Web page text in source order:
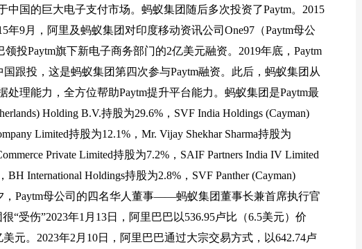
国的巨大电子支付市场。蚂蚁集团随后多次投资了Paytm。2015
年9月，阿里及蚂蚁集团对印度移动资讯公司One97（Paytm母公
投Paytm旗下新电子商务部门的2亿美元融资。2019年底，Paytm
跟投，这是蚂蚁集团第四次参与Paytm融资。此后，蚂蚁集团从
理能力，全方位帮助Paytm提升平台能力。蚂蚁集团是Paytm最
Holding B.V.持股为29.6%，SVF India Holdings (Cayman)
Limited持股为12.1%，Mr. Vijay Shekhar Sharma持股为
Private Limited持股为7.2%，SAIF Partners India IV Limited
International Holdings持股为2.8%，SVF Panther (Cayman)
，Paytm母公司的四名华人董事——蚂蚁集团董事长兼首席执行官
“受伤”2023年1月13日，阿里巴巴以536.95卢比（6.5美元）价
元。2023年2月10日，阿里巴巴通过大宗交易方式，以642.74卢